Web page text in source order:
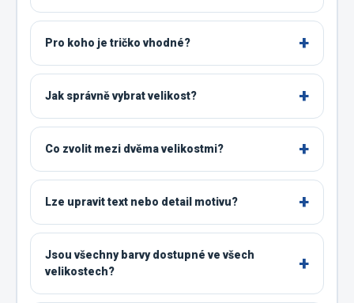
Pro koho je tričko vhodné?
Jak správně vybrat velikost?
Co zvolit mezi dvěma velikostmi?
Lze upravit text nebo detail motivu?
Jsou všechny barvy dostupné ve všech
velikostech?